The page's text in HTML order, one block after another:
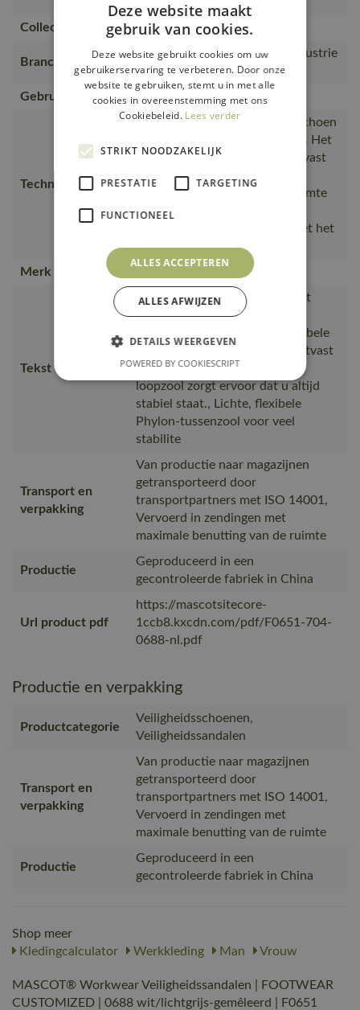
Collectie
FOOTWEAR CUSTOMIZED
Branche
Bouw en installatie, Lichte industrie
en logistiek
Gebruiker
Mannen, Vrouwen
Technische tekst
Het voorste gedeelte van de schoen
buigt flexibel mee met de voet. Het
buitenste materiaal is van slijtvast
textiel. Het buitenmateriaal is
ademend en laat vocht en warmte
van de voeten gemakkelijk
ontsnappen. Sluit en opent met het
Boa® Fit System door
Merk
Tekst usp
Mix & match uw schoenen met
werkkleding van MASCOT®
CUSTOMIZED., Lichte en flexibele
schoen met bovenkant van slijtvast
textiel., De slipvaste rubberen
loopzool zorgt ervoor dat u altijd
stabiel staat., Lichte, flexibele
Phylon-tussenzool voor veel
stabilite
Transport en
verpakking
Van productie naar magazijnen
getransporteerd door
transportpartners met ISO 14001,
Vervoerd in zendingen met
maximale benutting van de ruimte
Productie
Geproduceerd in een
gecontroleerde fabriek in China
Url product pdf
https://mascotsitecore-
1ccb8.kxcdn.com/pdf/F0651-704-
0688-nl.pdf
Productie en verpakking
Productcategorie
Veiligheidsschoenen,
Veiligheidssandalen
Transport en
verpakking
Van productie naar magazijnen
getransporteerd door
transportpartners met ISO 14001,
Vervoerd in zendingen met
maximale benutting van de ruimte
Productie
Geproduceerd in een
gecontroleerde fabriek in China
Shop meer
Kledingcalculator
Werkkleding Man Vrouw
MASCOT® Workwear Veiligheidssandalen | FOOTWEAR
CUSTOMIZED | 0688 wit/lichtgrijs-gemêleerd | F0651
Deze website maakt
gebruik van cookies.
Deze website gebruikt cookies om uw
gebruikerservaring te verbeteren. Door onze
website te gebruiken, stemt u in met alle
cookies in overeenstemming met ons
Cookiebeleid. Lees verder
STRIKT NOODZAKELIJK
PRESTATIE TARGETING
FUNCTIONEEL
ALLES ACCEPTEREN
ALLES AFWIJZEN
DETAILS WEERGEVEN
POWERED BY COOKIESCRIPT